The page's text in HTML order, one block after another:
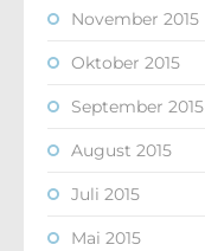
November 2015
Oktober 2015
September 2015
August 2015
Juli 2015
Mai 2015